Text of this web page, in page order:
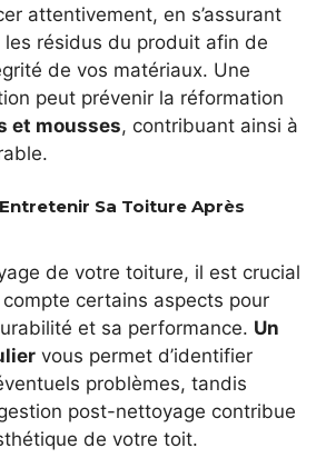
attentivement, en s’assurant
les résidus du produit afin de
de vos matériaux. Une
peut prévenir la réformation
et mousses, contribuant ainsi à
Sa Toiture Après
de votre toiture, il est crucial
certains aspects pour
et sa performance. Un
vous permet d’identifier
problèmes, tandis
post-nettoyage contribue
de votre toit.